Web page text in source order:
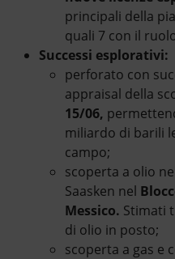
principali della
quali 7 con il
Successi esplorativi:
perforato con
appraisal della
15/06,
miliardo di barili
campo;
scoperta a olio
Saasken nel
Messico. Stimati
di olio in posto;
scoperta a gas e